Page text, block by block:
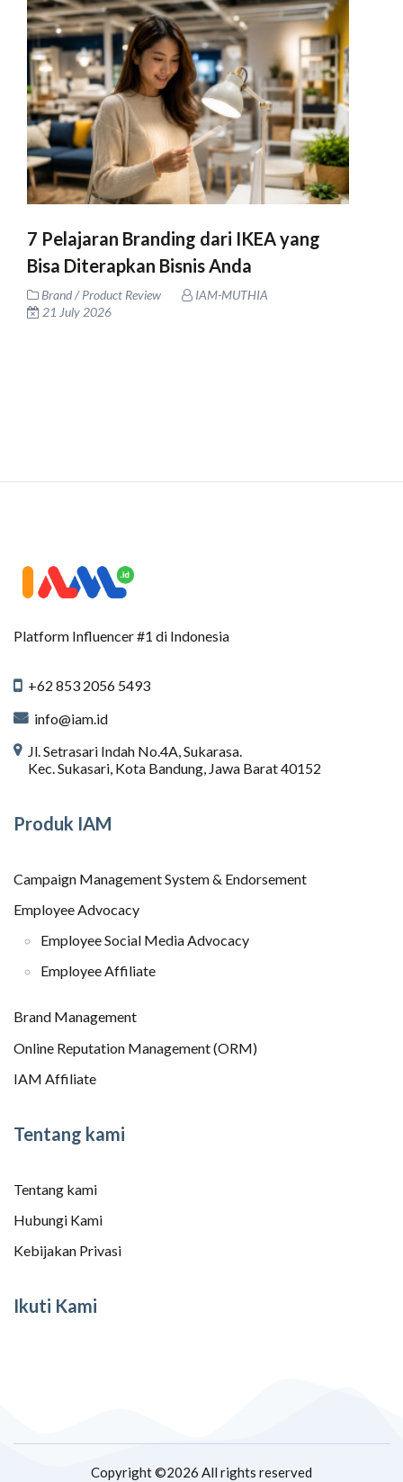
7 Pelajaran Branding dari IKEA yang
Bisa Diterapkan Bisnis Anda
Brand / Product Review
IAM-MUTHIA
21 July 2026
Platform Influencer #1 di Indonesia
+62 853 2056 5493
info@iam.id
Jl. Setrasari Indah No.4A, Sukarasa.
Kec. Sukasari, Kota Bandung, Jawa Barat 40152
Produk IAM
Campaign Management System & Endorsement
Employee Advocacy
Employee Social Media Advocacy
Employee Affiliate
Brand Management
Online Reputation Management (ORM)
IAM Affiliate
Tentang kami
Tentang kami
Hubungi Kami
Kebijakan Privasi
Ikuti Kami
Copyright ©2026 All rights reserved